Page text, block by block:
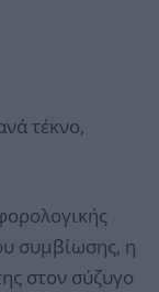
τέκνο,
συμβίωσης, η
στον σύζυγο